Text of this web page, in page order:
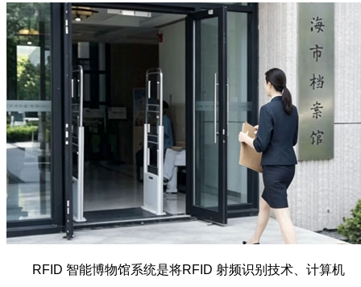
RFID 智能博物馆系统是将RFID 射频识别技术、计算机